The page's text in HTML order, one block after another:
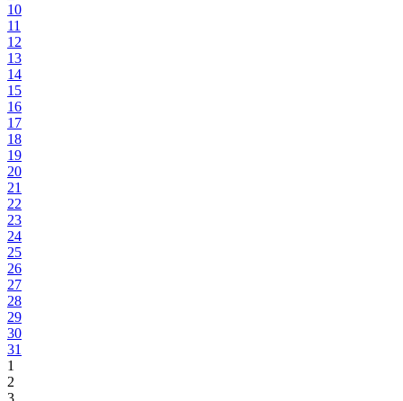
10
11
12
13
14
15
16
17
18
19
20
21
22
23
24
25
26
27
28
29
30
31
1
2